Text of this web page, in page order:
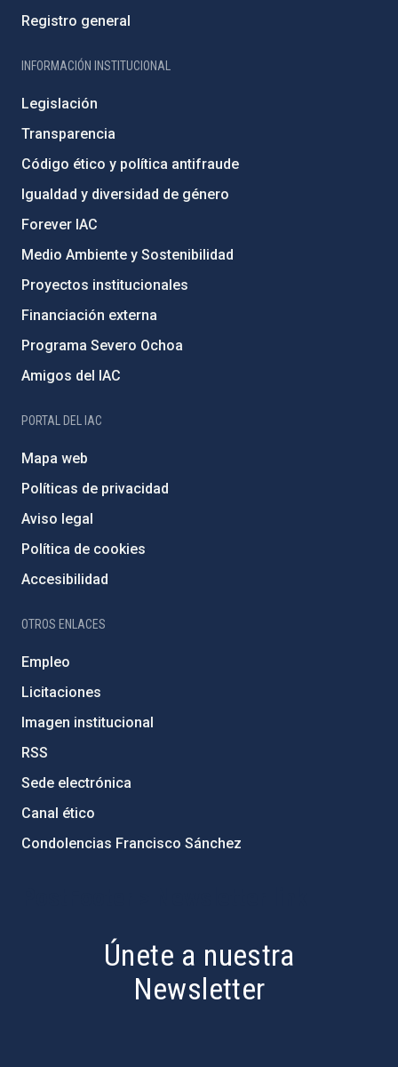
Registro general
INFORMACIÓN INSTITUCIONAL
Legislación
Transparencia
Código ético y política antifraude
Igualdad y diversidad de género
Forever IAC
Medio Ambiente y Sostenibilidad
Proyectos institucionales
Financiación externa
Programa Severo Ochoa
Amigos del IAC
PORTAL DEL IAC
Mapa web
Políticas de privacidad
Aviso legal
Política de cookies
Accesibilidad
OTROS ENLACES
Empleo
Licitaciones
Imagen institucional
RSS
Sede electrónica
Canal ético
Condolencias Francisco Sánchez
Únete a nuestra
Newsletter